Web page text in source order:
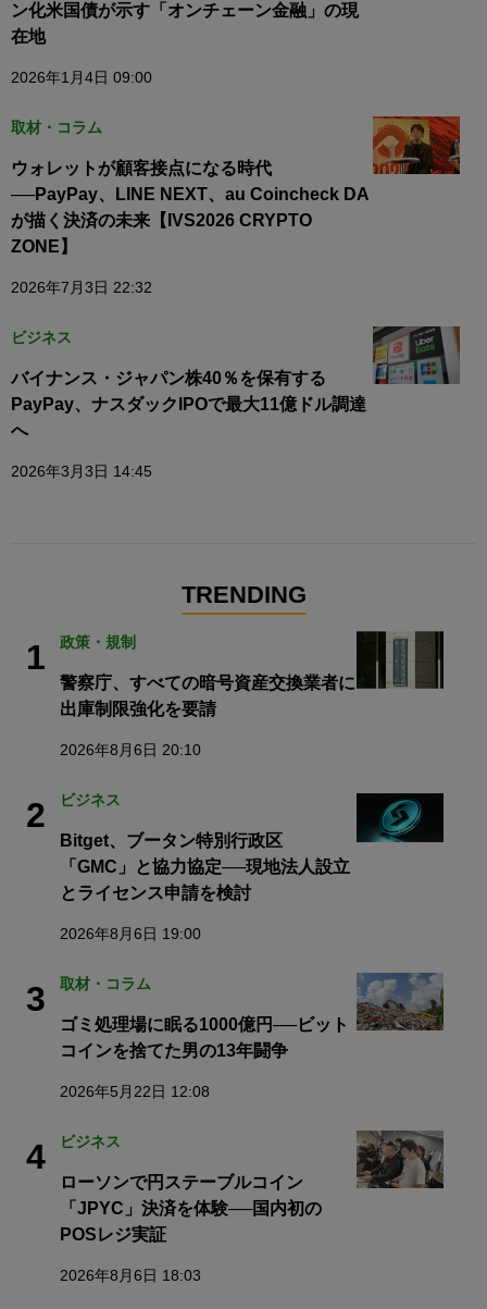
ン化米国債が示す「オンチェーン金融」の現
在地
2026年1月4日 09:00
取材・コラム
ウォレットが顧客接点になる時代
──PayPay、LINE NEXT、au Coincheck DA
が描く決済の未来【IVS2026 CRYPTO
ZONE】
2026年7月3日 22:32
ビジネス
バイナンス・ジャパン株40％を保有する
PayPay、ナスダックIPOで最大11億ドル調達
へ
2026年3月3日 14:45
TRENDING
1 政策・規制
警察庁、すべての暗号資産交換業者に
出庫制限強化を要請
2026年8月6日 20:10
2 ビジネス
Bitget、ブータン特別行政区
「GMC」と協力協定──現地法人設立
とライセンス申請を検討
2026年8月6日 19:00
3 取材・コラム
ゴミ処理場に眠る1000億円──ビット
コインを捨てた男の13年闘争
2026年5月22日 12:08
4 ビジネス
ローソンで円ステーブルコイン
「JPYC」決済を体験──国内初の
POSレジ実証
2026年8月6日 18:03